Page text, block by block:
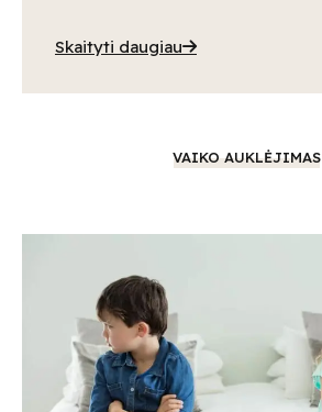
Skaityti daugiau
VAIKO AUKLĖJIMAS